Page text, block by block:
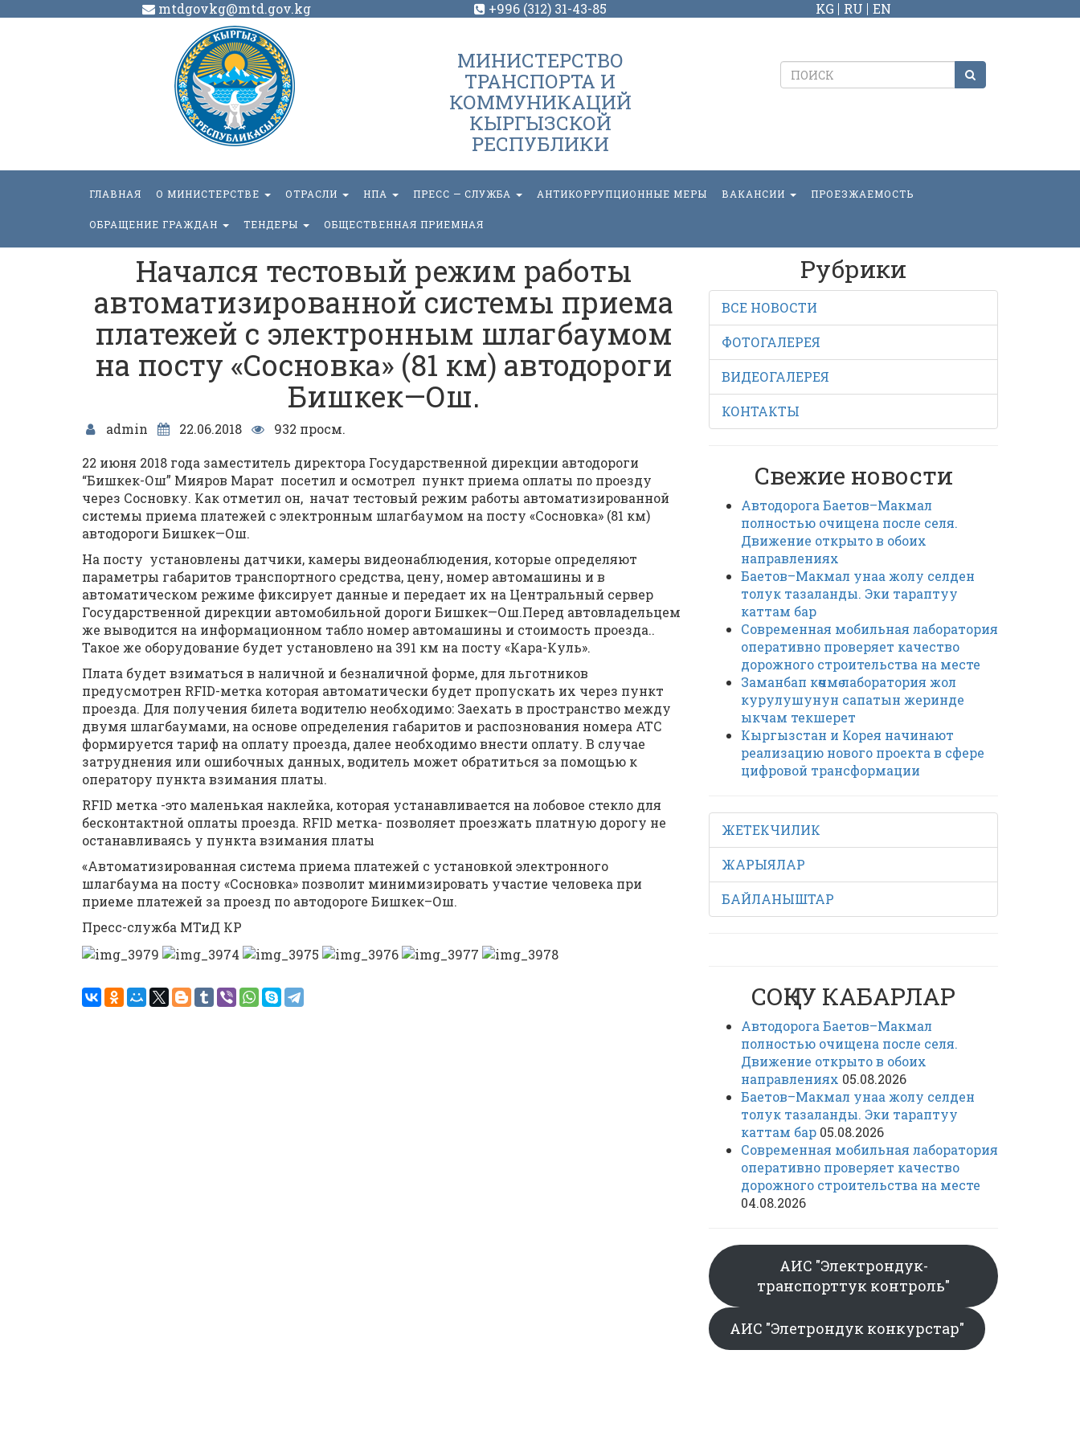
mtdgovkg@mtd.gov.kg +996 (312) 31-43-85 KG RU EN
МИНИСТЕРСТВО
ТРАНСПОРТА И
КОММУНИКАЦИЙ
КЫРГЫЗСКОЙ
РЕСПУБЛИКИ
ГЛАВНАЯ О МИНИСТЕРСТВЕ ОТРАСЛИ НПА ПРЕСС — СЛУЖБА АНТИКОРРУПЦИОННЫЕ МЕРЫ ВАКАНСИИ ПРОЕЗЖАЕМОСТЬ
ОБРАЩЕНИЕ ГРАЖДАН ТЕНДЕРЫ ОБЩЕСТВЕННАЯ ПРИЕМНАЯ
Начался тестовый режим работы
автоматизированной системы приема
платежей с электронным шлагбаумом
на посту «Сосновка» (81 км) автодороги
Бишкек—Ош.
admin 22.06.2018
932 просм.
22 июня 2018 года заместитель директора Государственной дирекции автодороги
“Бишкек-Ош” Мияров Марат посетил и осмотрел пункт приема оплаты по проезду
через Сосновку. Как отметил он, начат тестовый режим работы автоматизированной
системы приема платежей с электронным шлагбаумом на посту «Сосновка» (81 км)
автодороги Бишкек—Ош.
На посту установлены датчики, камеры видеонаблюдения, которые определяют
параметры габаритов транспортного средства, цену, номер автомашины и в
автоматическом режиме фиксирует данные и передает их на Центральный сервер
Государственной дирекции автомобильной дороги Бишкек—Ош.Перед автовладельцем
же выводится на информационном табло номер автомашины и стоимость проезда..
Такое же оборудование будет установлено на 391 км на посту «Кара-Куль».
Плата будет взиматься в наличной и безналичной форме, для льготников
предусмотрен RFID-метка которая автоматически будет пропускать их через пункт
проезда. Для получения билета водителю необходимо: Заехать в пространство между
двумя шлагбаумами, на основе определения габаритов и распознования номера АТС
формируется тариф на оплату проезда, далее необходимо внести оплату. В случае
затруднения или ошибочных данных, водитель может обратиться за помощью к
оператору пункта взимания платы.
RFID метка -это маленькая наклейка, которая устанавливается на лобовое стекло для
бесконтактной оплаты проезда. RFID метка- позволяет проезжать платную дорогу не
останавливаясь у пункта взимания платы
«Автоматизированная система приема платежей с установкой электронного
шлагбаума на посту «Сосновка» позволит минимизировать участие человека при
приеме платежей за проезд по автодороге Бишкек–Ош.
Пресс-служба МТиД КР
Рубрики
ВСЕ НОВОСТИ
ФОТОГАЛЕРЕЯ
ВИДЕОГАЛЕРЕЯ
КОНТАКТЫ
Свежие новости
Автодорога Баетов–Макмал
полностью очищена после селя.
Движение открыто в обоих
направлениях
Баетов–Макмал унаа жолу селден
толук тазаланды. Эки тараптуу
каттам бар
Современная мобильная лаборатория
оперативно проверяет качество
дорожного строительства на месте
Заманбап көчмө лаборатория жол
курулушунун сапатын жеринде
ыкчам текшерет
Кыргызстан и Корея начинают
реализацию нового проекта в сфере
цифровой трансформации
ЖЕТЕКЧИЛИК
ЖАРЫЯЛАР
БАЙЛАНЫШТАР
СОҢКУ КАБАРЛАР
Автодорога Баетов–Макмал
полностью очищена после селя.
Движение открыто в обоих
направлениях 05.08.2026
Баетов–Макмал унаа жолу селден
толук тазаланды. Эки тараптуу
каттам бар 05.08.2026
Современная мобильная лаборатория
оперативно проверяет качество
дорожного строительства на месте
04.08.2026
АИС "Электрондук-
транспорттук контроль"
АИС "Элетрондук конкурстар"